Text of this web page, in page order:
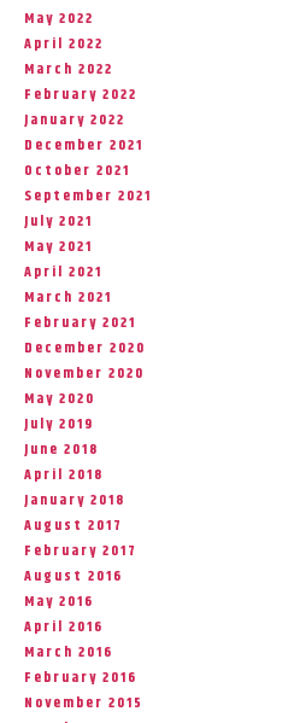
May 2022
April 2022
March 2022
February 2022
January 2022
December 2021
October 2021
September 2021
July 2021
May 2021
April 2021
March 2021
February 2021
December 2020
November 2020
May 2020
July 2019
June 2018
April 2018
January 2018
August 2017
February 2017
August 2016
May 2016
April 2016
March 2016
February 2016
November 2015